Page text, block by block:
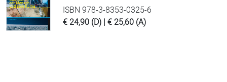
ISBN 978-3-8353-0325-6
€ 24,90 (D) | € 25,60 (A)